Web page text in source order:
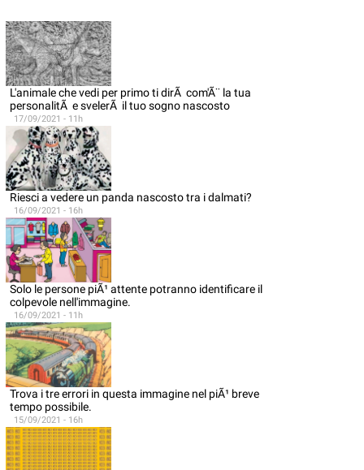
L'animale che vedi per primo ti dirÃ com'Ã¨ la tua
personalitÃ e svelerÃ il tuo sogno nascosto
17/09/2021 - 11h
Riesci a vedere un panda nascosto tra i dalmati?
16/09/2021 - 16h
Solo le persone piÃ¹ attente potranno identificare il
colpevole nell'immagine.
16/09/2021 - 11h
Trova i tre errori in questa immagine nel piÃ¹ breve
tempo possibile.
15/09/2021 - 16h